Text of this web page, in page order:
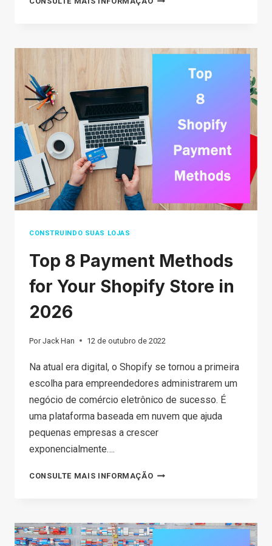
PRODUCT
BUSINESS
CONSTRUINDO SUAS LOJAS
Top 8 Payment Methods
for Your Shopify Store in
2026
Por Jack Han 12 de outubro de 2022
Na atual era digital, o Shopify se tornou a primeira
escolha para empreendedores administrarem um
negócio de comércio eletrônico de sucesso. É
uma plataforma baseada em nuvem que ajuda
pequenas empresas a crescer
exponencialmente….
CONSULTE MAIS INFORMAÇÃOTOP 8
FOR
YOUR